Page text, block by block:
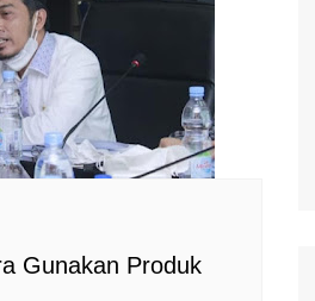
Gunakan Produk